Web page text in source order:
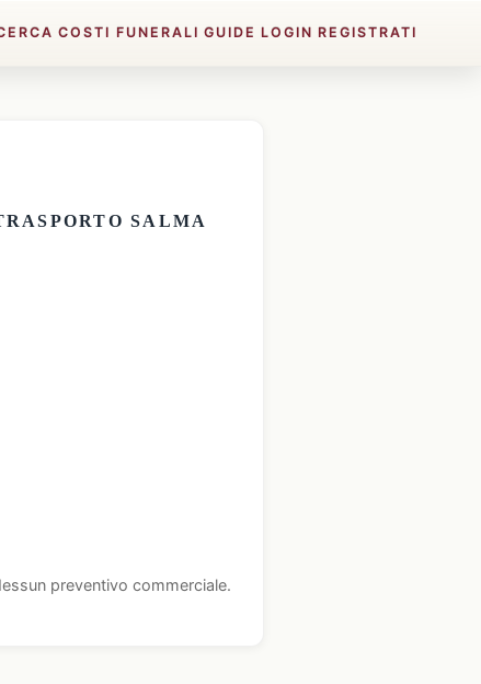
COSTI FUNERALI GUIDE LOGIN REGISTRATI
SALMA
preventivo commerciale.